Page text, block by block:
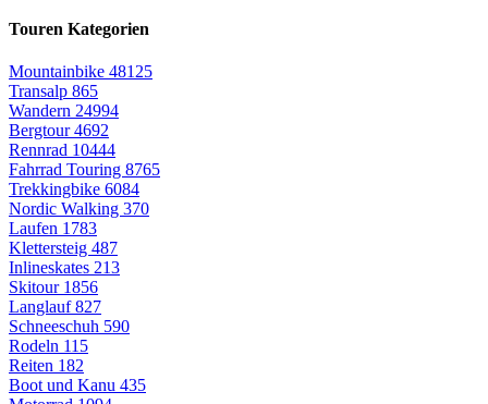
Touren Kategorien
Mountainbike 48125
Transalp 865
Wandern 24994
Bergtour4692
Rennrad 10444
Fahrrad Touring 8765
Trekkingbike 6084
Nordic Walking 370
Laufen 1783
Klettersteig 487
Inlineskates 213
Skitour 1856
Langlauf827
Schneeschuh 590
Rodeln 115
Reiten 182
Boot und Kanu 435